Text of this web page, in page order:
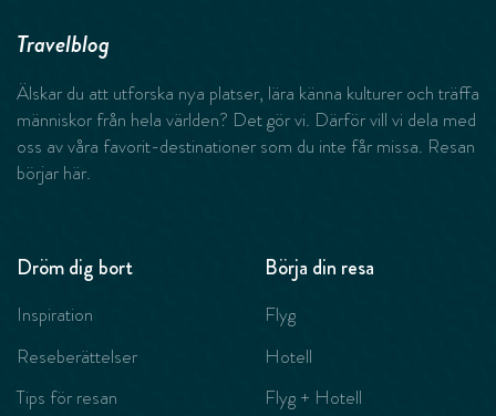
Travelblog
Älskar du att utforska nya platser, lära känna kulturer och träffa
människor från hela världen? Det gör vi. Därför vill vi dela med
oss av våra favorit-destinationer som du inte får missa. Resan
börjar här.
Dröm dig bort
Inspiration
Reseberättelser
Tips för resan
Börja din resa
Flyg
Hotell
Flyg + Hotell